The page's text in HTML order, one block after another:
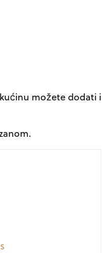
možete dodati i